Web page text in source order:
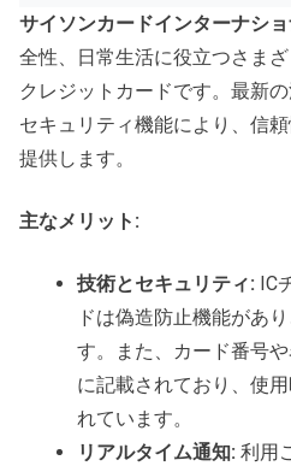
サイソンカードインターナシ
全性、日常生活に役立つさま
クレジットカードです。最新
セキュリティ機能により、信
提供します。
主なメリット:
技術とセキュリティ: IC
ドは偽造防止機能があ
す。また、カード番号
に記載されており、使
れています。
リアルタイム通知: 利用